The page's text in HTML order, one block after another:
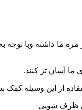
ما داشته وبا
ما آسان تر کنند.
از این وسیله کمک